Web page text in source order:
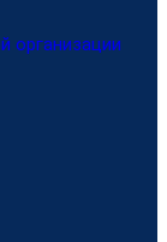
организации